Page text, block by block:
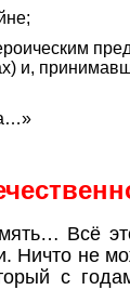
и,
Всё это
Ничто не
с